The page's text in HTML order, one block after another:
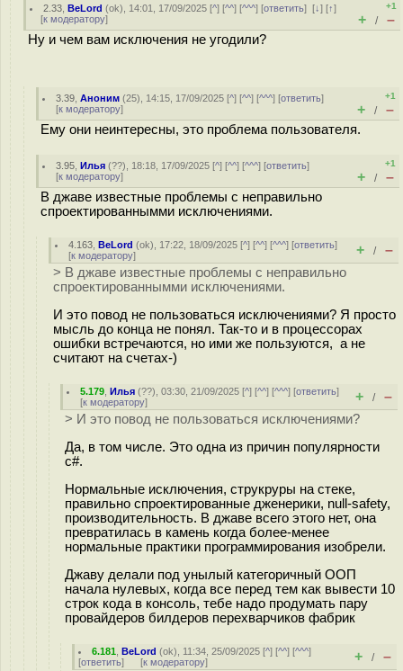
2.33 ,BeLord (ok), 14:01, 17/09/2025 [^] [^^] [^^^] [ответить][↓] [↑]
[к модератору]
+1
+ / –
Ну и чем вам исключения не угодили?
3.39 ,Аноним (25), 14:15, 17/09/2025 [^] [^^] [^^^] [ответить]
[к модератору]
+1
+ / –
Ему они неинтересны, это проблема пользователя.
3.95 ,Илья (??), 18:18, 17/09/2025 [^] [^^] [^^^] [ответить]
[к модератору]
+1
+ / –
В джаве известные проблемы с неправильно
спроектированнымми исключениями.
4.163 ,BeLord (ok), 17:22, 18/09/2025 [^] [^^] [^^^] [ответить]
[к модератору] + / –
> В джаве известные проблемы с неправильно
спроектированнымми исключениями.
И это повод не пользоваться исключениями? Я просто
мысль до конца не понял. Так-то и в процессорах
ошибки встречаются, но ими же пользуются, а не
считают на счетах-)
5.179 ,Илья (??), 03:30, 21/09/2025 [^] [^^] [^^^] [ответить]
[к модератору] + / –
> И это повод не пользоваться исключениями?
Да, в том числе. Это одна из причин популярности
c#.
Нормальные исключения, струкруры на стеке,
правильно спроектированные дженерики, null-safety,
производительность. В джаве всего этого нет, она
превратилась в камень когда более-менее
нормальные практики программирования изобрели.
Джаву делали под унылый категоричный ООП
начала нулевых, когда все перед тем как вывести 10
строк кода в консоль, тебе надо продумать пару
провайдеров билдеров перехварчиков фабрик
6.181 ,BeLord (ok), 11:34, 25/09/2025 [^] [^^] [^^^]
[ответить] [к модератору] + / –